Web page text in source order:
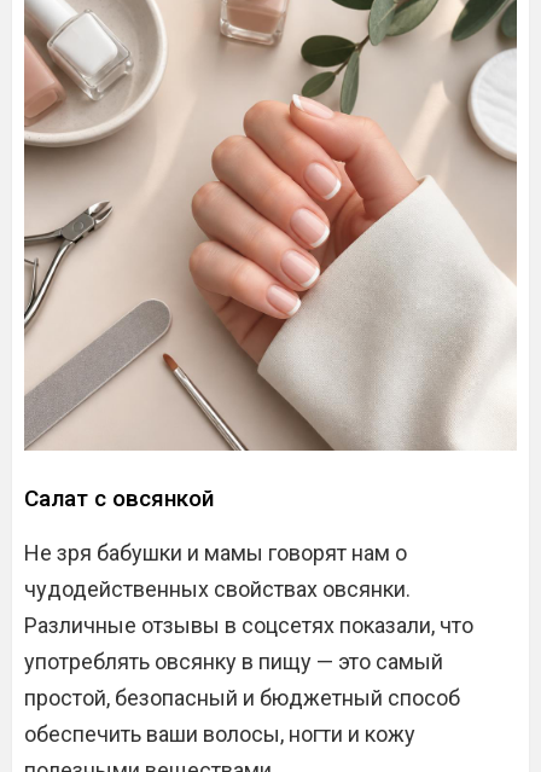
Салат с овсянкой
Не зря бабушки и мамы говорят нам о
чудодейственных свойствах овсянки.
Различные отзывы в соцсетях показали, что
употреблять овсянку в пищу — это самый
простой, безопасный и бюджетный способ
обеспечить ваши волосы, ногти и кожу